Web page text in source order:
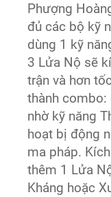
Phượng
đủ các bộ kỹ
dùng 1 kỹ
3 Lửa Nộ sẽ
trận và hơn
thành combo:
nhờ kỹ năng
hoạt bị động
ma pháp.
thêm 1 Lửa
Kháng hoặc